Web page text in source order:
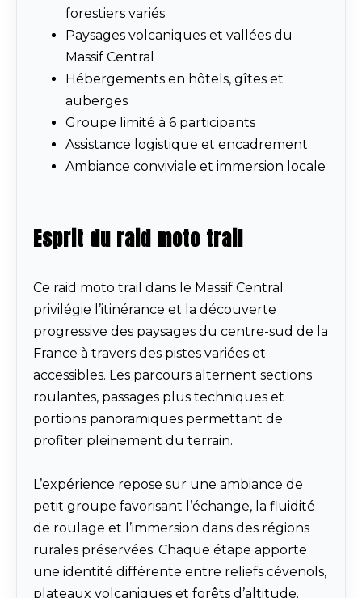
forestiers variés
Paysages volcaniques et vallées du
Massif Central
Hébergements en hôtels, gîtes et
auberges
Groupe limité à 6 participants
Assistance logistique et encadrement
Ambiance conviviale et immersion locale
Esprit du raid moto trail
Ce raid moto trail dans le Massif Central
privilégie l’itinérance et la découverte
progressive des paysages du centre-sud de la
France à travers des pistes variées et
accessibles. Les parcours alternent sections
roulantes, passages plus techniques et
portions panoramiques permettant de
profiter pleinement du terrain.
L’expérience repose sur une ambiance de
petit groupe favorisant l’échange, la fluidité
de roulage et l’immersion dans des régions
rurales préservées. Chaque étape apporte
une identité différente entre reliefs cévenols,
plateaux volcaniques et forêts d’altitude.